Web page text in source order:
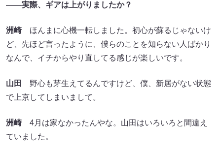
――実際、ギアは上がりましたか？
洲崎ほんまに心機一転しました。初心が蘇るじゃないけ
ど、先ほど言ったように、僕らのことを知らない人ばかり
なんで、イチからやり直してる感じが楽しいです。
山田
野心も芽生えてるんですけど、僕、新居がない状態
で上京してしまいまして。
洲崎4月は家なかったんやな。山田はいろいろと間違え
ていました。